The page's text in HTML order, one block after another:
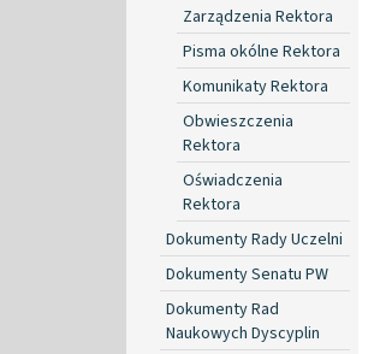
Zarządzenia Rektora
Pisma okólne Rektora
Komunikaty Rektora
Obwieszczenia
Rektora
Oświadczenia
Rektora
Dokumenty Rady Uczelni
Dokumenty Senatu PW
Dokumenty Rad
Naukowych Dyscyplin